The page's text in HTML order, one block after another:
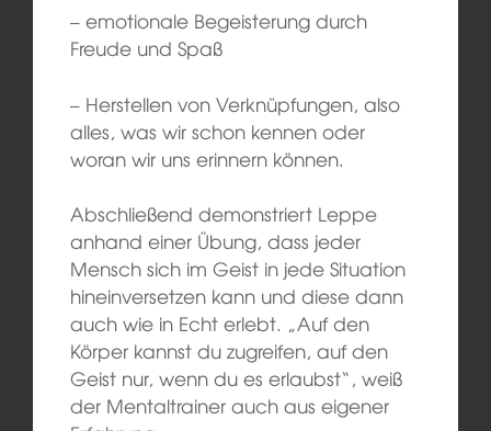
– emotionale Begeisterung durch
Freude und Spaß
– Herstellen von Verknüpfungen, also
alles, was wir schon kennen oder
woran wir uns erinnern können.
Abschließend demonstriert Leppe
anhand einer Übung, dass jeder
Mensch sich im Geist in jede Situation
hineinversetzen kann und diese dann
auch wie in Echt erlebt. „Auf den
Körper kannst du zugreifen, auf den
Geist nur, wenn du es erlaubst“, weiß
der Mentaltrainer auch aus eigener